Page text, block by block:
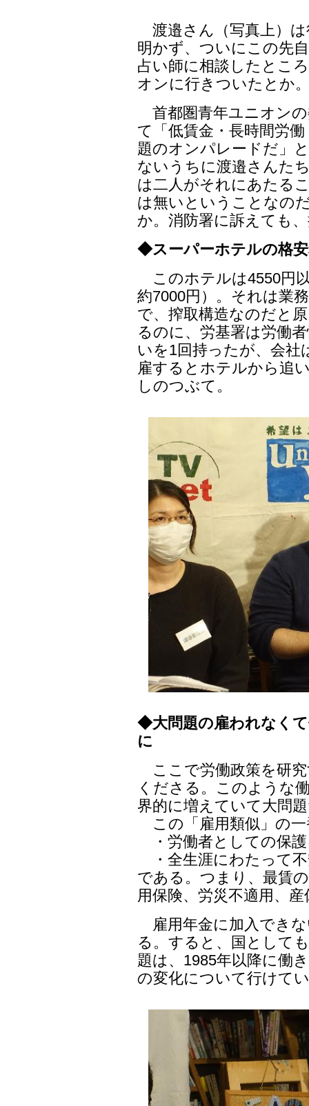
渡邉さん（写真上）
明かず、ついにこの先
占い師に相談したとこ
オンに行きついたとか
首都圏青年ユニオンの
て「低賃金・長時間労
題のオンパレードだ」
ないうちに渡邉さんた
は二人がそれにあたる
は無いということなの
か。消防署に訴えても
◆スーパーホテルの格
このホテルは4550円
約7000円）。それは業
で、搾取構造なのだと
るのに、労基署は労働
いを1回持ったが、会社
雇するとホテルから追
しのつぶて。
◆大問題の雇われなく
に
ここで労働政策を研
くださる。このような
界的に増えていて大問
この「雇用類似」の
・労働者としての保
・全生涯にわたって
である。つまり、最賃
用保険、労災不適用、
雇用年金に加入でき
る。すると、国として
題は、1985年以降に働
の変化について行けて